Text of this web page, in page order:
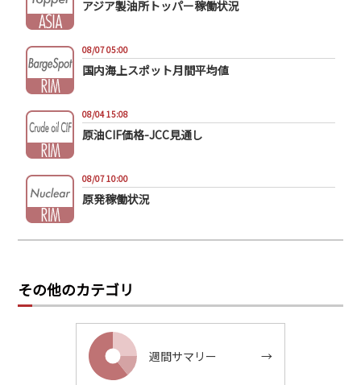
アジア製油所トッパー稼働状況
08/07 05:00
国内海上スポット月間平均値
08/04 15:08
原油CIF価格-JCC見通し
08/07 10:00
原発稼働状況
その他のカテゴリ
週間サマリー →